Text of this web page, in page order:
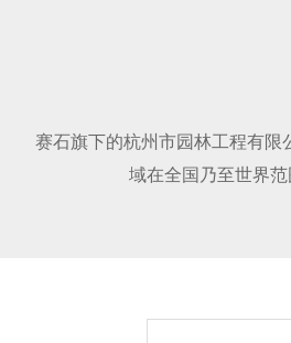
赛石旗下的杭州市园林工程有限
域在全国乃至世界